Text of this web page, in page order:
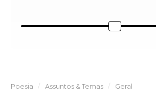
Poesia Assuntos & Temas Geral